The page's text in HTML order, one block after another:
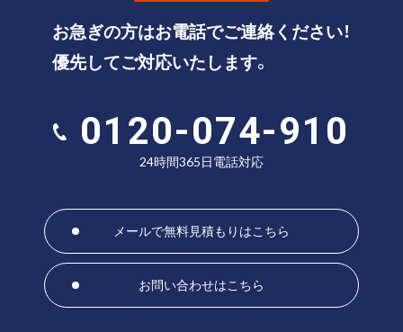
お急ぎの方はお電話でご連絡ください！
優先してご対応いたします。
0120-074-910
24時間365日電話対応
メールで無料見積もりはこちら
お問い合わせはこちら